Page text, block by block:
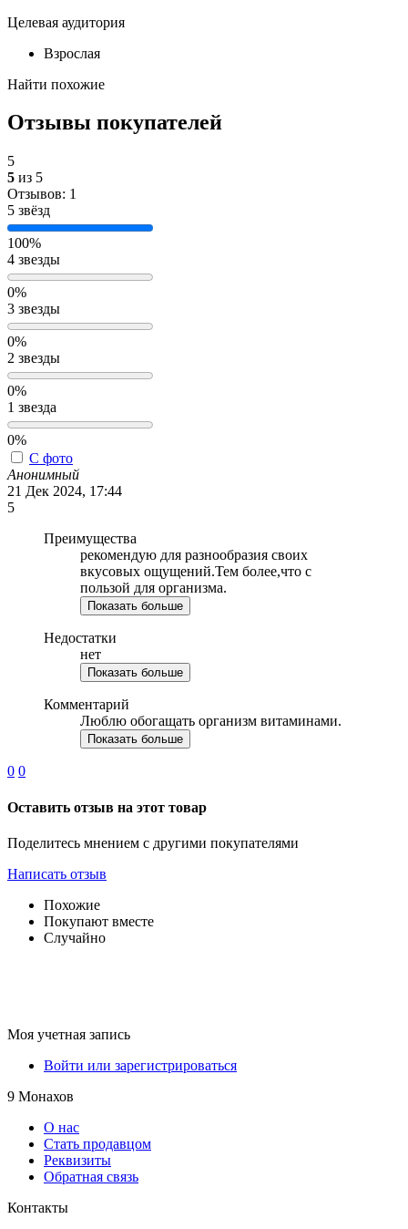
Целевая аудитория
Взрослая
Найти похожие
Отзывы покупателей
5
5 из 5
Отзывов: 1
5 звёзд
100%
4 звезды
0%
3 звезды
0%
2 звезды
0%
1 звезда
0%
С фото
Анонимный
21 Дек 2024, 17:44
5
Преимущества
рекомендую для разнообразия своих
вкусовых ощущений.Тем более,что с
пользой для организма.
Показать больше
Недостатки
нет
Показать больше
Комментарий
Люблю обогащать организм витаминами.
Показать больше
0 0
Оставить отзыв на этот товар
Поделитесь мнением с другими покупателями
Написать отзыв
Похожие
Покупают вместе
Случайно
Моя учетная запись
Войти или зарегистрироваться
9 Монахов
О нас
Стать продавцом
Реквизиты
Обратная связь
Контакты